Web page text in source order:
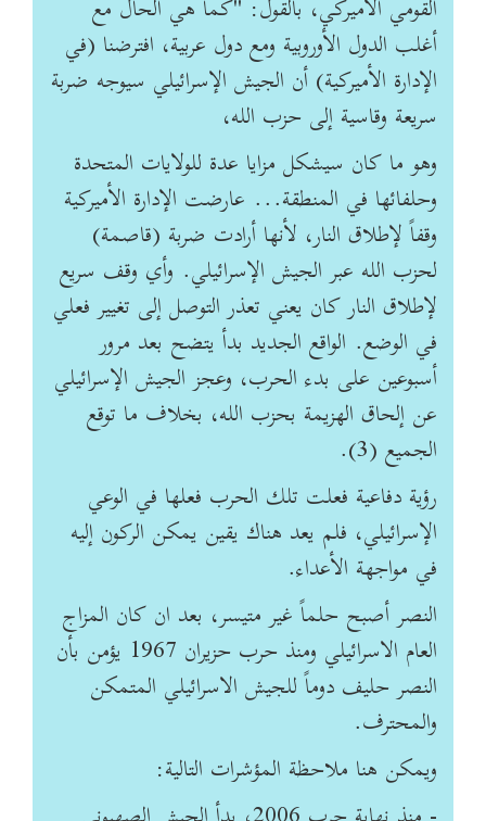
القومي الأميركي، بالقول: "كما هي الحال مع
أغلب الدول الأوروبية ومع دول عربية، افترضنا (في
الإدارة الأميركية) أن الجيش الإسرائيلي سيوجه ضربة
سريعة وقاسية إلى حزب الله،
وهو ما كان سيشكل مزايا عدة للولايات المتحدة
وحلفائها في المنطقة... عارضت الإدارة الأميركية
وقفاً لإطلاق النار، لأنها أرادت ضربة (قاصمة)
لحزب الله عبر الجيش الإسرائيلي. وأي وقف سريع
لإطلاق النار كان يعني تعذر التوصل إلى تغيير فعلي
في الوضع. الواقع الجديد بدأ يتضح بعد مرور
أسبوعين على بدء الحرب، وعجز الجيش الإسرائيلي
عن إلحاق الهزيمة بحزب الله، بخلاف ما توقع
الجميع (3).
رؤية دفاعية فعلت تلك الحرب فعلها في الوعي
الإسرائيلي، فلم يعد هناك يقين يمكن الركون إليه
في مواجهة الأعداء.
النصر أصبح حلماً غير متيسر، بعد ان كان المزاج
العام الاسرائيلي ومنذ حرب حزيران 1967 يؤمن بأن
النصر حليف دوماً للجيش الاسرائيلي المتمكن
والمحترف.
ويمكن هنا ملاحظة المؤشرات التالية: